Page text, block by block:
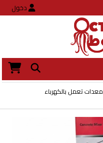
دخول
معدات تعمل بالكهرباء